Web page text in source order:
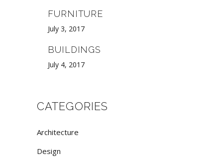
FURNITURE
July 3, 2017
BUILDINGS
July 4, 2017
CATEGORIES
Architecture
Design